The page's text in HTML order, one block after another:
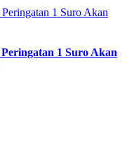
1 Suro Akan